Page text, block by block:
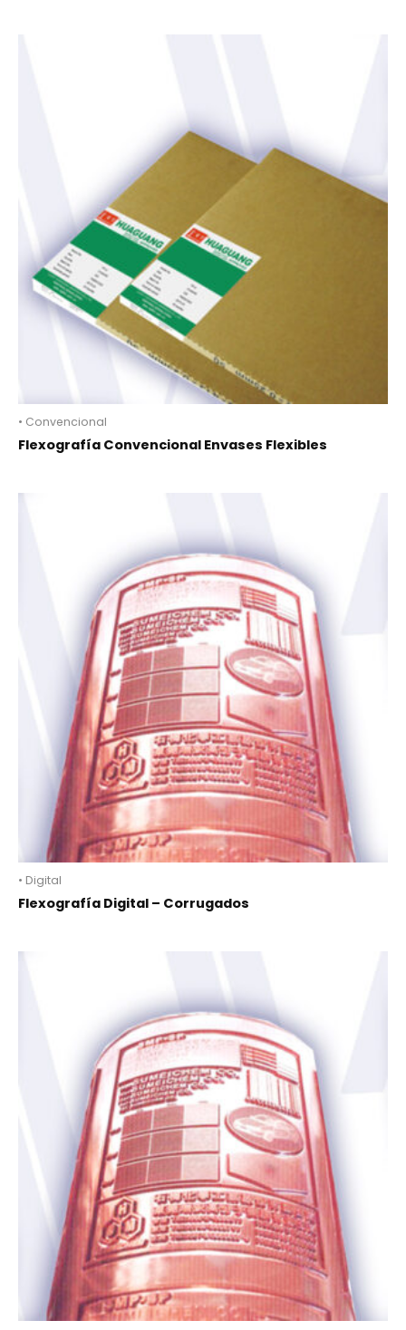
• Convencional
Flexografía Convencional Envases Flexibles
• Digital
Flexografía Digital – Corrugados